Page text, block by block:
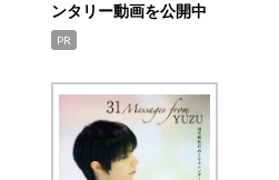
ンタリー動画を公開中
PR